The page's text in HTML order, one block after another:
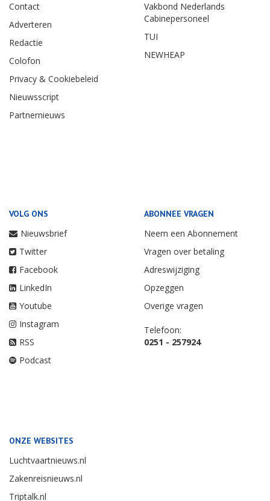
Contact
Adverteren
Redactie
Colofon
Privacy & Cookiebeleid
Nieuwsscript
Partnernieuws
Vakbond Nederlands
Cabinepersoneel
TUI
NEWHEAP
VOLG ONS
Nieuwsbrief
Twitter
Facebook
LinkedIn
Youtube
Instagram
RSS
Podcast
ABONNEE VRAGEN
Neem een Abonnement
Vragen over betaling
Adreswijziging
Opzeggen
Overige vragen
Telefoon:
0251 - 257924
ONZE WEBSITES
Luchtvaartnieuws.nl
Zakenreisnieuws.nl
Triptalk.nl